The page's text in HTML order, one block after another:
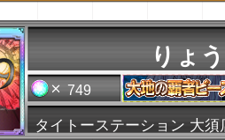
りょう
749
タイトーステーション 大須